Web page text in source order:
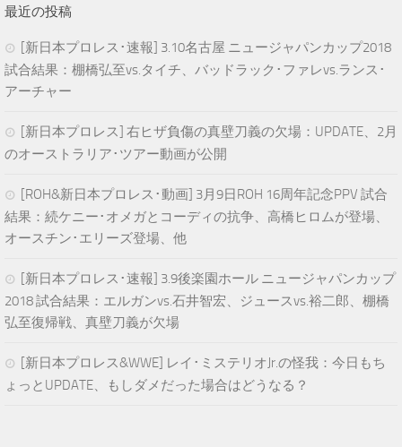
最近の投稿
[新日本プロレス･速報] 3.10名古屋 ニュージャパンカップ2018
試合結果：棚橋弘至vs.タイチ、バッドラック･ファレvs.ランス･
アーチャー
[新日本プロレス] 右ヒザ負傷の真壁刀義の欠場：UPDATE、2月
のオーストラリア･ツアー動画が公開
[ROH&新日本プロレス･動画] 3月9日ROH 16周年記念PPV 試合
結果：続ケニー･オメガとコーディの抗争、高橋ヒロムが登場、
オースチン･エリーズ登場、他
[新日本プロレス･速報] 3.9後楽園ホール ニュージャパンカップ
2018 試合結果：エルガンvs.石井智宏、ジュースvs.裕二郎、棚橋
弘至復帰戦、真壁刀義が欠場
[新日本プロレス&WWE] レイ･ミステリオJr.の怪我：今日もち
ょっとUPDATE、もしダメだった場合はどうなる？